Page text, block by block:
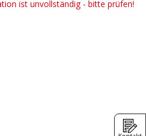
ist unvollständig - bitte prüfen!